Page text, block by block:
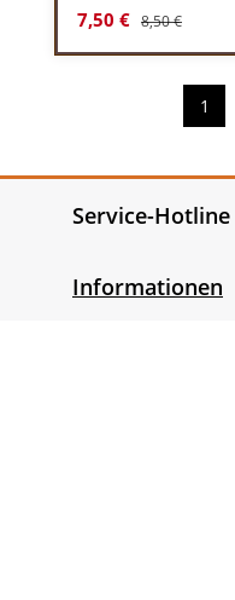
Verkaufspreis:
7,50 € Regulärer
8,50 €
Seite
1
Service-Hotline
Informationen